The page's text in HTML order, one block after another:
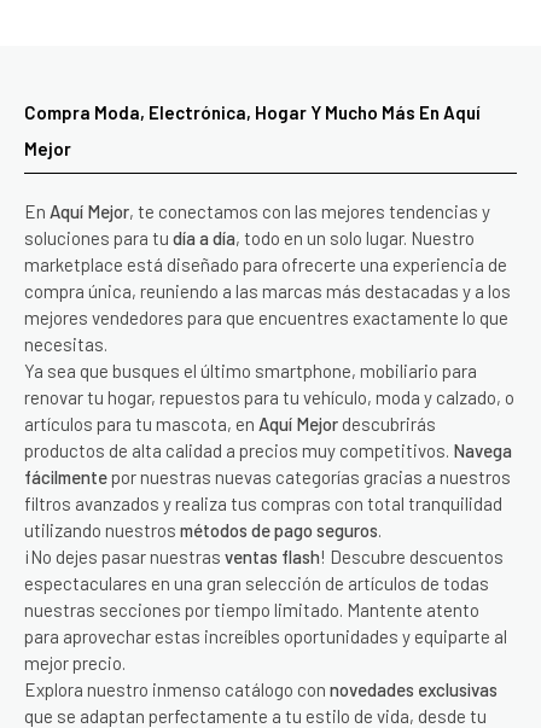
Compra Moda, Electrónica, Hogar Y Mucho Más En Aquí
Mejor
En Aquí Mejor, te conectamos con las mejores tendencias y
soluciones para tu día a día, todo en un solo lugar. Nuestro
marketplace está diseñado para ofrecerte una experiencia de
compra única, reuniendo a las marcas más destacadas y a los
mejores vendedores para que encuentres exactamente lo que
necesitas.
Ya sea que busques el último smartphone, mobiliario para
renovar tu hogar, repuestos para tu vehículo, moda y calzado, o
artículos para tu mascota, en Aquí Mejor descubrirás
productos de alta calidad a precios muy competitivos. Navega
fácilmente por nuestras nuevas categorías gracias a nuestros
filtros avanzados y realiza tus compras con total tranquilidad
utilizando nuestros métodos de pago seguros.
¡No dejes pasar nuestras ventas flash! Descubre descuentos
espectaculares en una gran selección de artículos de todas
nuestras secciones por tiempo limitado. Mantente atento
para aprovechar estas increíbles oportunidades y equiparte al
mejor precio.
Explora nuestro inmenso catálogo con novedades exclusivas
que se adaptan perfectamente a tu estilo de vida, desde tu